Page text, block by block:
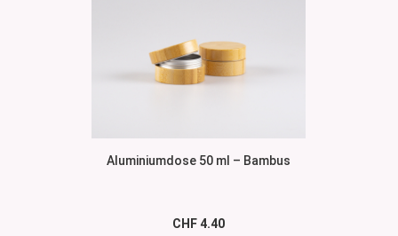
Aluminiumdose 50 ml – Bambus
CHF 4.40